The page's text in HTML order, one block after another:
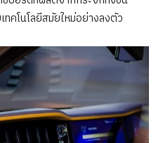
คโนโลยีสมัยใหม่อย่างลงตัว